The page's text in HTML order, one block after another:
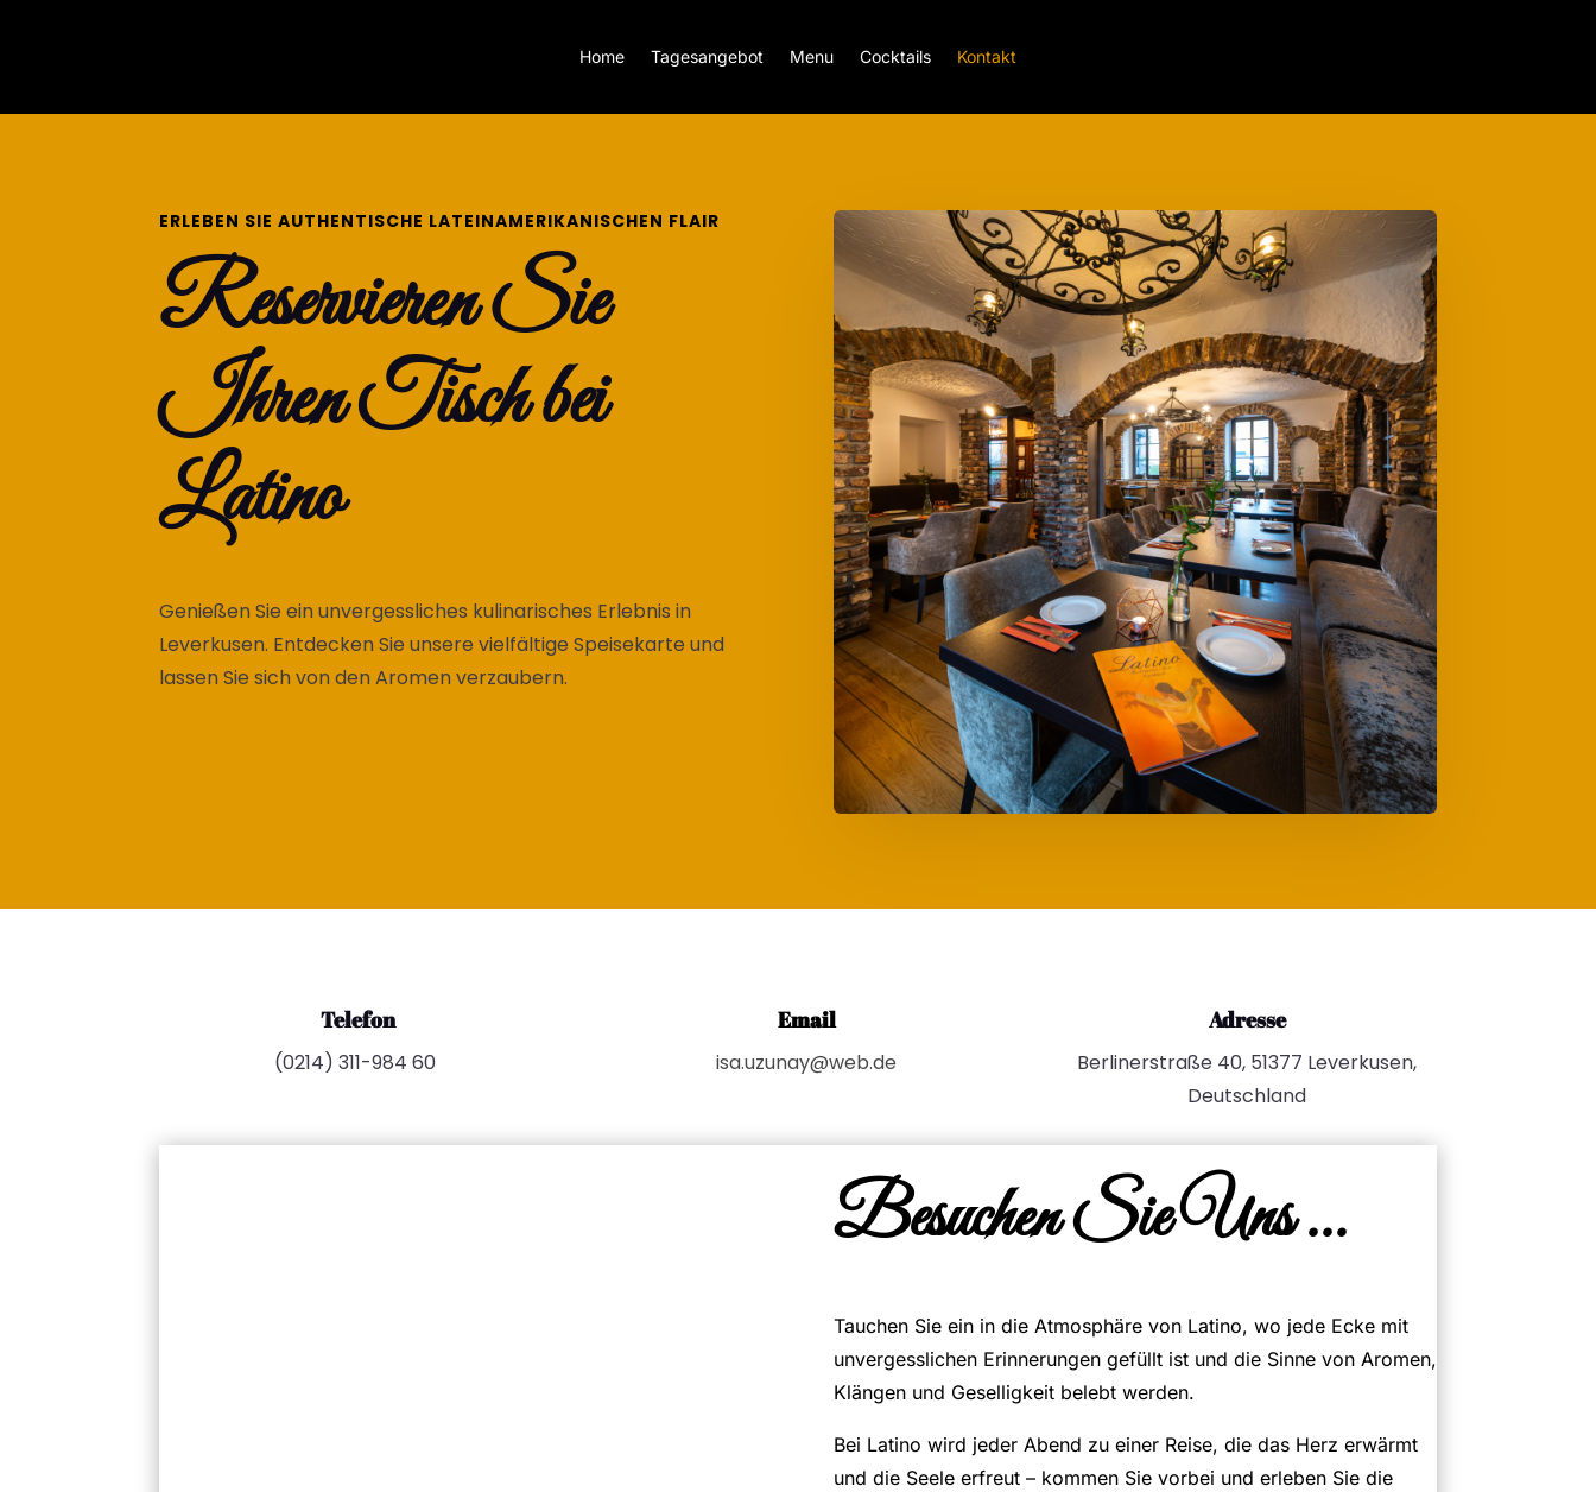
Home Tagesangebot Menu Cocktails Kontakt
ERLEBEN SIE AUTHENTISCHE LATEINAMERIKANISCHEN FLAIR
Reservieren Sie
Ihren Tisch bei
Latino
Genießen Sie ein unvergessliches kulinarisches Erlebnis in
Leverkusen. Entdecken Sie unsere vielfältige Speisekarte und
lassen Sie sich von den Aromen verzaubern.
Telefon
(0214) 311-984 60
Email
isa.uzunay@web.de
Adresse
Berlinerstraße 40, 51377 Leverkusen,
Deutschland
Besuchen Sie Uns ...
Tauchen Sie ein in die Atmosphäre von Latino, wo jede Ecke mit
unvergesslichen Erinnerungen gefüllt ist und die Sinne von Aromen,
Klängen und Geselligkeit belebt werden.
Bei Latino wird jeder Abend zu einer Reise, die das Herz erwärmt
und die Seele erfreut – kommen Sie vorbei und erleben Sie die